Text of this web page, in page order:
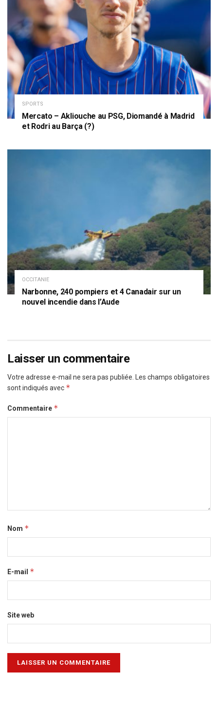
SPORTS
Mercato – Akliouche au PSG, Diomandé à Madrid
et Rodri au Barça (?)
OCCITANIE
Narbonne, 240 pompiers et 4 Canadair sur un
nouvel incendie dans l’Aude
Laisser un commentaire
Votre adresse e-mail ne sera pas publiée. Les champs obligatoires
sont indiqués avec *
Commentaire *
Nom *
E-mail *
Site web